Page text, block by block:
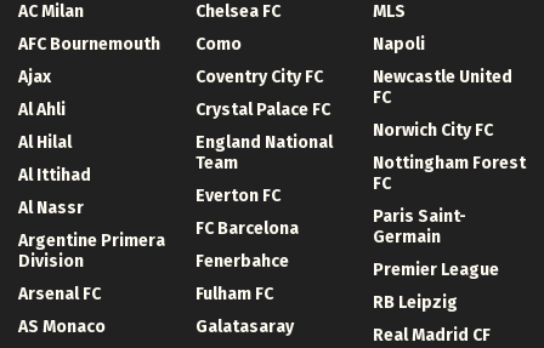
AC Milan
AFC Bournemouth
Ajax
Al Ahli
Al Hilal
Al Ittihad
Al Nassr
Argentine Primera
Division
Arsenal FC
AS Monaco
Chelsea FC
Como
Coventry City FC
Crystal Palace FC
England National
Team
Everton FC
FC Barcelona
Fenerbahce
Fulham FC
Galatasaray
MLS
Napoli
Newcastle United
FC
Norwich City FC
Nottingham Forest
FC
Paris Saint-
Germain
Premier League
RB Leipzig
Real Madrid CF